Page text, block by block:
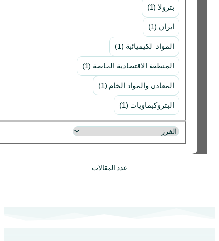
بترولا (1)
ایران (1)
المواد الكيميائية (1)
المنطقة الاقتصادية الخاصة (1)
المعادن والمواد الخام (1)
البتروكيماويات (1)
عدد المقالات